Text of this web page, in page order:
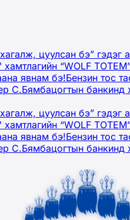
цуулсан бэ” гэдэг
хамтлагийн “WOLF
явнам бэ!Бензин тос
С.Бямбацогтын банкинд
цуулсан бэ” гэдэг
хамтлагийн “WOLF
явнам бэ!Бензин тос
С.Бямбацогтын банкинд